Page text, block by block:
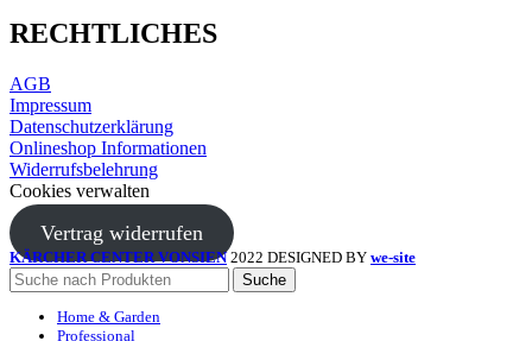
RECHTLICHES
AGB
Impressum
Datenschutzerklärung
Onlineshop Informationen
Widerrufsbelehrung
Cookies verwalten
Vertrag widerrufen
KÄRCHER CENTER VONSIEN 2022 DESIGNED BY we-site
Suche
Home & Garden
Professional